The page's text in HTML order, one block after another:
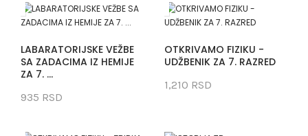
LABARATORIJSKE VEŽBE
SA ZADACIMA IZ HEMIJE
ZA 7. ...
935 RSD
OTKRIVAMO FIZIKU -
UDŽBENIK ZA 7. RAZRED
1,210 RSD